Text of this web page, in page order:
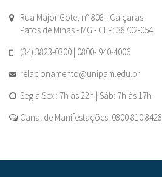
Rua Major Gote, n° 808 - Caiçaras
Patos de Minas - MG - CEP: 38702-054.
(34) 3823-0300 | 0800- 940-4006
relacionamento@unipam.edu.br
Seg a Sex : 7h às 22h | Sáb: 7h às 17h
Canal de Manifestações: 0800 810 8428